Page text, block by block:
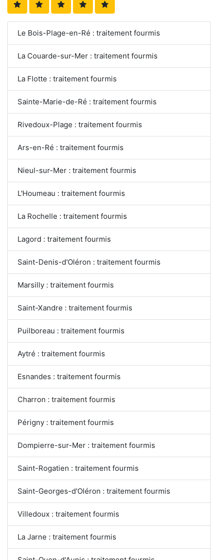
Le Bois-Plage-en-Ré : traitement fourmis
La Couarde-sur-Mer : traitement fourmis
La Flotte : traitement fourmis
Sainte-Marie-de-Ré : traitement fourmis
Rivedoux-Plage : traitement fourmis
Ars-en-Ré : traitement fourmis
Nieul-sur-Mer : traitement fourmis
L'Houmeau : traitement fourmis
La Rochelle : traitement fourmis
Lagord : traitement fourmis
Saint-Denis-d'Oléron : traitement fourmis
Marsilly : traitement fourmis
Saint-Xandre : traitement fourmis
Puilboreau : traitement fourmis
Aytré : traitement fourmis
Esnandes : traitement fourmis
Charron : traitement fourmis
Périgny : traitement fourmis
Dompierre-sur-Mer : traitement fourmis
Saint-Rogatien : traitement fourmis
Saint-Georges-d'Oléron : traitement fourmis
Villedoux : traitement fourmis
La Jarne : traitement fourmis